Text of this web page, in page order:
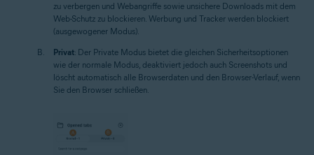
zu verbergen und Webangriffe sowie unsichere Downloads mit dem
Web-Schutz zu blockieren. Werbung und Tracker werden blockiert
(ausgewogener Modus).
Privat: Der Private Modus bietet die gleichen Sicherheitsoptionen
wie der normale Modus, deaktiviert jedoch auch Screenshots und
löscht automatisch alle Browserdaten und den Browser-Verlauf, wenn
Sie den Browser schließen.